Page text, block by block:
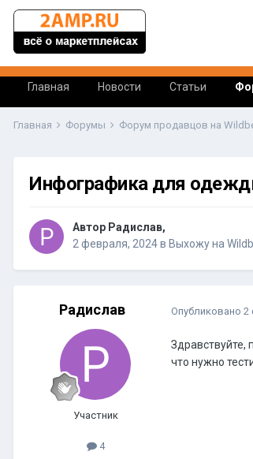
Главная Новости Статьи
Главная Форумы Форум продавцов на
Инфографика для
Автор Радислав,
2 февраля, 2024в Выхожу на
Радислав
Участник
4
Опубликовано 2
Здравствуйте,
что нужно